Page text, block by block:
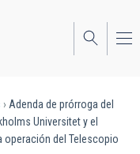
Adenda de prórroga del
Universitet y el
operación del Telescopio